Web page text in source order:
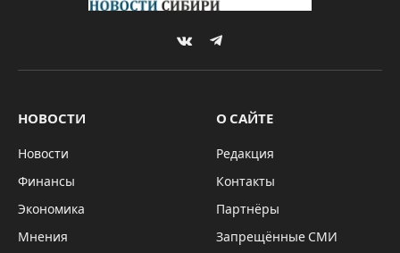
VKontakteTelegram
НОВОСТИ
Новости
Финансы
Экономика
Мнения
О САЙТЕ
Редакция
Контакты
Партнёры
Запрещённые СМИ